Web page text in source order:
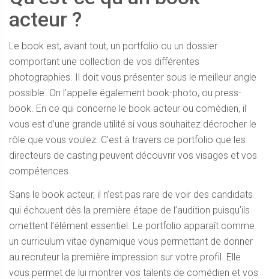
acteur ?
Le book est, avant tout, un portfolio ou un dossier
comportant une collection de vos différentes
photographies. Il doit vous présenter sous le meilleur angle
possible. On l’appelle également book-photo, ou press-
book. En ce qui concerne le book acteur ou comédien, il
vous est d’une grande utilité si vous souhaitez décrocher le
rôle que vous voulez. C’est à travers ce portfolio que les
directeurs de casting peuvent découvrir vos visages et vos
compétences.
Sans le book acteur, il n’est pas rare de voir des candidats
qui échouent dès la première étape de l’audition puisqu’ils
omettent l’élément essentiel. Le portfolio apparaît comme
un curriculum vitae dynamique vous permettant de donner
au recruteur la première impression sur votre profil. Elle
vous permet de lui montrer vos talents de comédien et vos